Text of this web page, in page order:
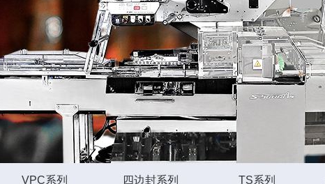
VPC系列 四边封系列 TS系列